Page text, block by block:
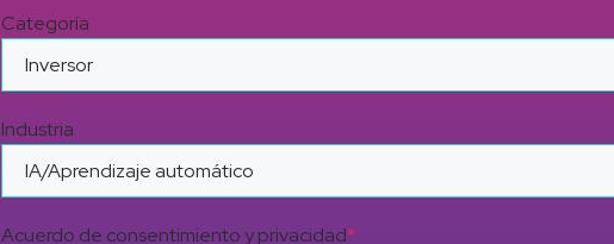
Categoría
Industria
Acuerdo de consentimiento y privacidad*